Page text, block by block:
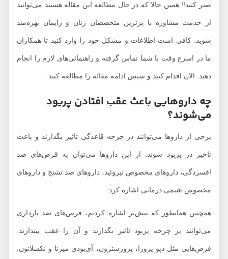
صبر کنید!! همین حالا که در حال مطالعه این مقاله هستید می‌توانید
از خدمت مشاوره با برترین متخصصان زنان و زایمان بهره‌مند
شوید. کافی است اطلاعات و مشکل خود را وارد کنید تا همکاران
ما در اسرع وقت با شما تماس گرفته و راهنمائی‌های لازم را انجام
دهند. الان اقدام کنید و سپس ادامه مقاله را مطالعه کنید.
چه داروهایی باعث عقب افتادن پریود
می‌شوند؟
برخی از داروها می‌توانند در چرخه قاعدگی تاثیر بگذارند و باعث
تاخیر در پریود شوند. از این داروها می‌توان به قرص‌های ضد
افسردگی، داروهای مخصوص تیروئید، داروهای ضد تشنج و داروهای
مخصوص شیمی درمانی اشاره کرد.
همچنین همانطور که پیش‌تر اشاره کردیم، قرص‌های ضد بارداری
می‌توانند بر چرخه پریود تاثیر بگذارند و آن را عقب بیندازند.
قرص‌هایی مثل دپو پرورا، پروژسترون، آی‌یو‌دی میرنا و نکسلانون.